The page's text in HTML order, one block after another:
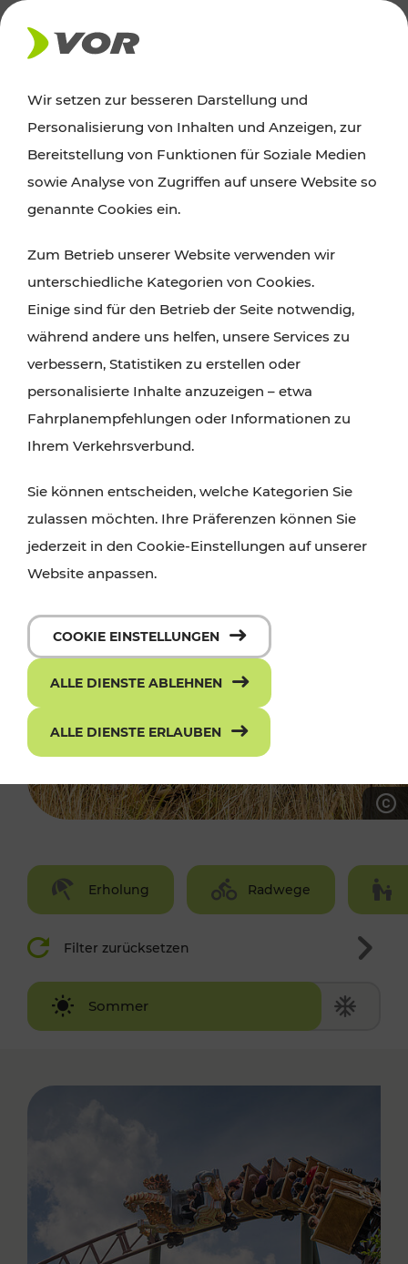
AKTUELLES
Ausflugstipps
Wien, Niederösterreich und das Burgenland
Wanderungen, Kultur und Gastronomie,
Radtouren oder purer Naturgenuss – viele
Attraktionen sind mit den Ticket- und Fahrplan-
Angeboten des VOR gut und schnell erreichbar.
Erholung Radwege
Filter zurücksetzen
Sommer
Winter
Wir setzen zur besseren Darstellung und
Personalisierung von Inhalten und Anzeigen, zur
Bereitstellung von Funktionen für Soziale Medien
sowie Analyse von Zugriffen auf unsere Website so
genannte Cookies ein.
Zum Betrieb unserer Website verwenden wir
unterschiedliche Kategorien von Cookies.
Einige sind für den Betrieb der Seite notwendig,
während andere uns helfen, unsere Services zu
verbessern, Statistiken zu erstellen oder
personalisierte Inhalte anzuzeigen – etwa
Fahrplanempfehlungen oder Informationen zu
Ihrem Verkehrsverbund.
Sie können entscheiden, welche Kategorien Sie
zulassen möchten. Ihre Präferenzen können Sie
jederzeit in den Cookie-Einstellungen auf unserer
Website anpassen.
COOKIE EINSTELLUNGEN
ALLE DIENSTE ABLEHNEN
ALLE DIENSTE ERLAUBEN